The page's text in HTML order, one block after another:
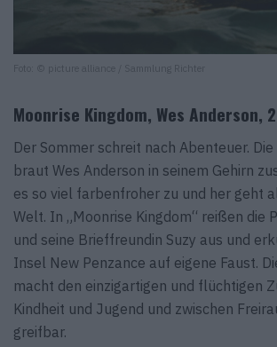
Foto: © picture alliance / Sammlung Richter
Moonrise Kingdom, Wes Anderson,
Der Sommer schreit nach Abenteuer.
braut Wes Anderson in seinem Gehirn
es so viel farbenfroher zu und her geht
Welt. In „Moonrise Kingdom“ reißen die
und seine Brieffreundin Suzy aus und
Insel New Penzance auf eigene Faust.
macht den einzigartigen und flüchtigen
Kindheit und Jugend und zwischen
greifbar.